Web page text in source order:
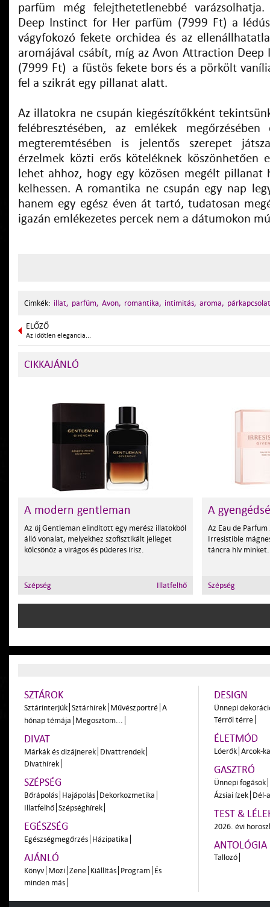
parfüm még felejthetetlenebbé
Deep Instinct for Her parfüm (7999 Ft) a
vágyfokozó fekete orchidea és az
aromájával csábít, míg az Avon Attraction
(7999 Ft) a füstös fekete bors és a pörkölt
fel a szikrát egy pillanat alatt.
Az illatokra ne csupán kiegészítőkként
felébresztésében, az emlékek
megteremtésében is jelentős szerepet
érzelmek közti erős köteléknek köszönhetően
lehet ahhoz, hogy egy közösen megélt
kelhessen. A romantika ne csupán egy nap
hanem egy egész éven át tartó, tudatosan
igazán emlékezetes percek nem a dátumokon
Cimkék: illat, parfüm, Avon, romantika, intimitás, aroma,
ELŐZŐ
Az időtlen elegancia...
CIKKAJÁNLÓ
A modern gentleman
Az új Gentleman elindított egy merész illatokból
álló vonalat, melyekhez szofisztikált jelleget
kölcsönöz a virágos és púderes írisz.
Szépség Illatfelhő
A
Az Eau de
Irresistible
táncra hív minket.
Szépség
SZTÁROK
Sztárinterjúk Sztárhírek Művészportré A
hónap témája Megosztom...
DIVAT
Márkák és dizájnerek Divattrendek
Divathírek
SZÉPSÉG
Bőrápolás Hajápolás Dekorkozmetika
Illatfelhő Szépséghírek
EGÉSZSÉG
Egészségmegőrzés Házipatika
AJÁNLÓ
Könyv Mozi Zene Kiállítás Program És
minden más
DESIGN
Ünnepi
Térről térre
ÉLETMÓD
Lóerők Arcok-
GASZTRÓ
Ünnepi fogások
Ázsiai ízek Dél-
TEST &
2026. évi
ANTOLÓGIA
Tallozó